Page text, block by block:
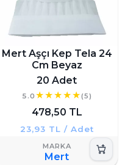
Mert Aşçı Kep Tela 24
Cm Beyaz
20 Adet
5.0 (5)
478,50 TL
23,93 TL / Adet
Mert